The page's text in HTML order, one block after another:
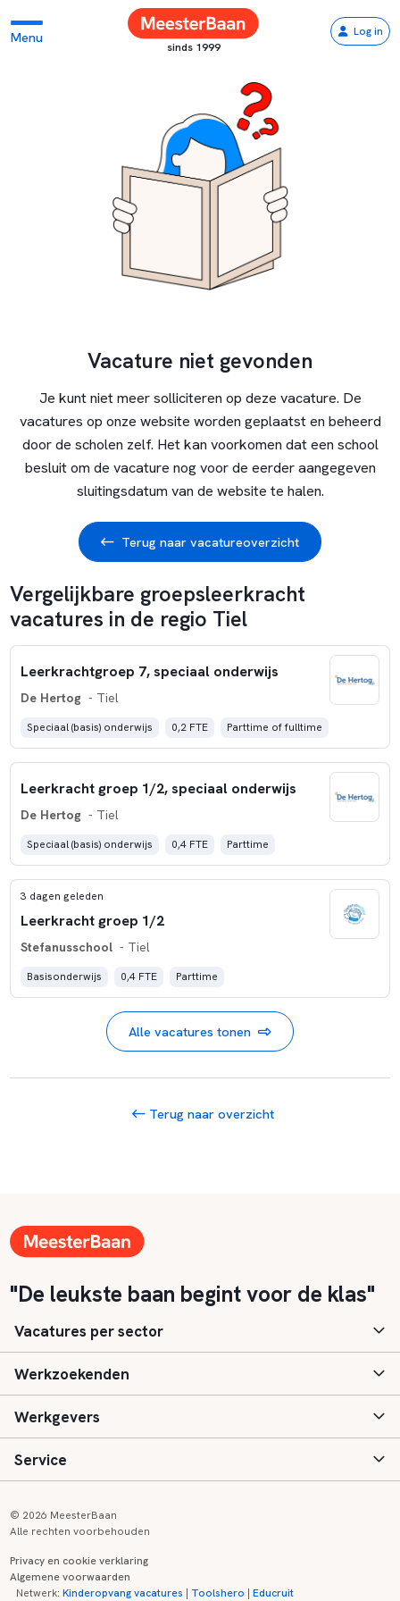
Menu
sinds 1999
Log in
Vacature niet gevonden
Je kunt niet meer solliciteren op deze vacature. De
vacatures op onze website worden geplaatst en beheerd
door de scholen zelf. Het kan voorkomen dat een school
besluit om de vacature nog voor de eerder aangegeven
sluitingsdatum van de website te halen.
Terug naar vacatureoverzicht
Vergelijkbare groepsleerkracht
vacatures in de regio Tiel
Leerkrachtgroep 7, speciaal onderwijs
De Hertog - Tiel
Speciaal (basis) onderwijs 0,2 FTE Parttime of fulltime
Leerkracht groep 1/2, speciaal onderwijs
De Hertog - Tiel
Speciaal (basis) onderwijs 0,4 FTE Parttime
3 dagen geleden
Leerkracht groep 1/2
Stefanusschool - Tiel
Basisonderwijs 0,4 FTE Parttime
Alle vacatures tonen
Terug naar overzicht
"De leukste baan begint voor de klas"
Vacatures per sector
Basisonderwijs
Speciaal (basis) onderwijs
Voortgezet onderwijs
Kinderopvang
Werkzoekenden
Aanmelden
Vacatures
Zij-instroom informatie
Werkgevers
Inloggen
Registreren
Service
Onderwijs links
© 2026 MeesterBaan
Alle rechten voorbehouden
Privacy en cookie verklaring
Algemene voorwaarden
Netwerk:Kinderopvang vacatures | Toolshero |Educruit